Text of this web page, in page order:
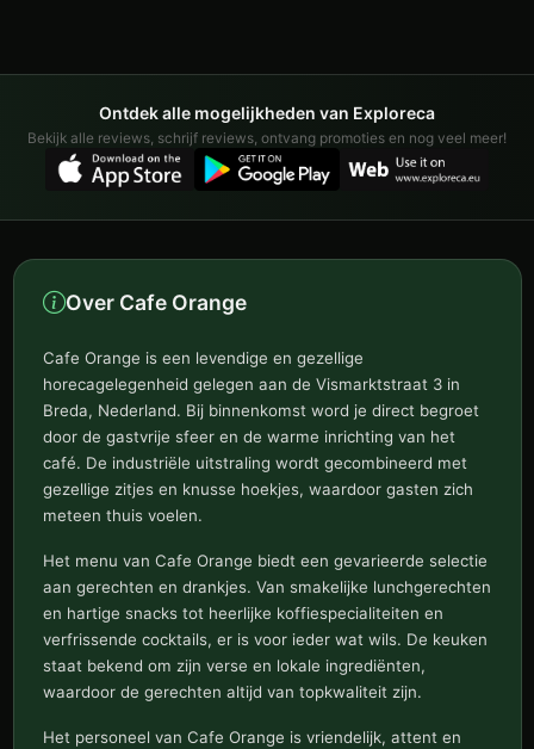
Ontdek alle mogelijkheden van Exploreca
Bekijk alle reviews, schrijf reviews, ontvang promoties en nog veel meer!
Over Cafe Orange
Cafe Orange is een levendige en gezellige
horecagelegenheid gelegen aan de Vismarktstraat 3 in
Breda, Nederland. Bij binnenkomst word je direct begroet
door de gastvrije sfeer en de warme inrichting van het
café. De industriële uitstraling wordt gecombineerd met
gezellige zitjes en knusse hoekjes, waardoor gasten zich
meteen thuis voelen.
Het menu van Cafe Orange biedt een gevarieerde selectie
aan gerechten en drankjes. Van smakelijke lunchgerechten
en hartige snacks tot heerlijke koffiespecialiteiten en
verfrissende cocktails, er is voor ieder wat wils. De keuken
staat bekend om zijn verse en lokale ingrediënten,
waardoor de gerechten altijd van topkwaliteit zijn.
Het personeel van Cafe Orange is vriendelijk, attent en